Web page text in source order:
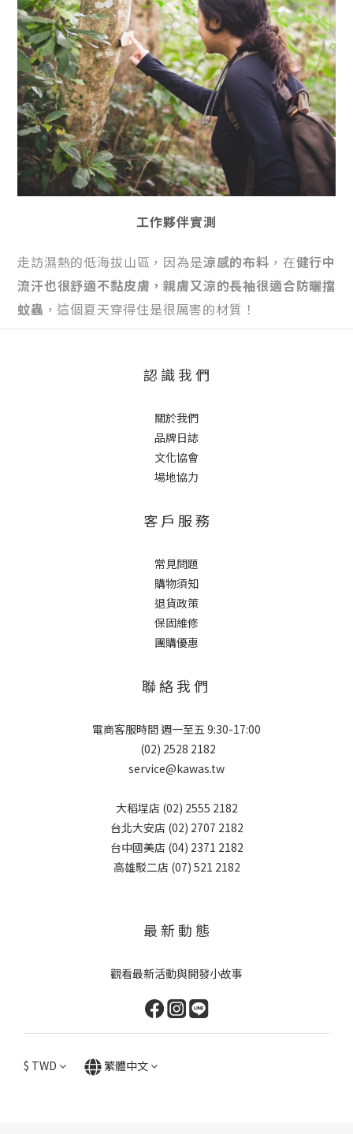
工作夥伴實測
走訪濕熱的低海拔山區，因為是涼感的布料 ，在健行中
流汗也很舒適不黏皮膚，親膚又涼的長袖很適合防曬擋
蚊蟲 ，這個夏天穿得住是很厲害的材質！
認 識 我 們
關於我們
品牌日誌
文化協會
場地協力
客 戶 服 務
常見問題
購物須知
退貨政策
保固維修
團購優惠
聯 絡 我 們
電商客服時間 週一至五 9:30-17:00
(02) 2528 2182
service@kawas.tw
大稻埕店 (02) 2555 2182
台北大安店 (02) 2707 2182
台中國美店 (04) 2371 2182
高雄駁二店 (07) 521 2182
最 新 動 態
觀看最新活動與開發小故事
$ TWD 繁體中文